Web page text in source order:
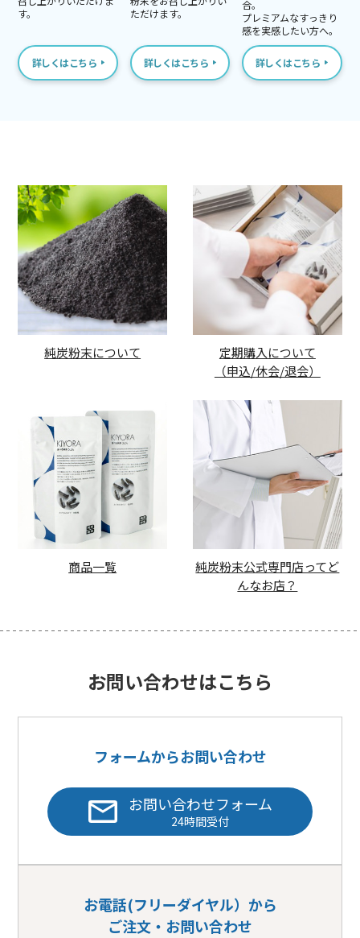
す。
詳しくはこちら
ただけます。
詳しくはこちら
合。
プレミアムなすっきり
感を実感したい方へ。
詳しくはこちら
純炭粉末について
定期購入について
（申込/休会/退会）
商品一覧
純炭粉末公式専門店ってど
んなお店？
お問い合わせはこちら
フォームからお問い合わせ
お問い合わせフォーム
24時間受付
お電話(フリーダイヤル）から
ご注文・お問い合わせ